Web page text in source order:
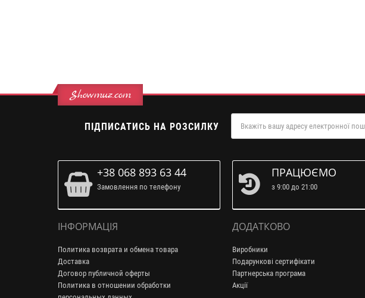
Showmuz.com
ПІДПИСАТИСЬ НА РОЗСИЛКУ
+38 068 893 63 44
Замовлення по телефону
ПРАЦЮЄМО
з 9:00 до 21:00
ІНФОРМАЦІЯ
Политика возврата и обмена товара
Доставка
Договор публичной оферты
Политика в отношении обработки
ДОДАТКОВО
Виробники
Подарункові сертифікати
Партнерська програма
Акції